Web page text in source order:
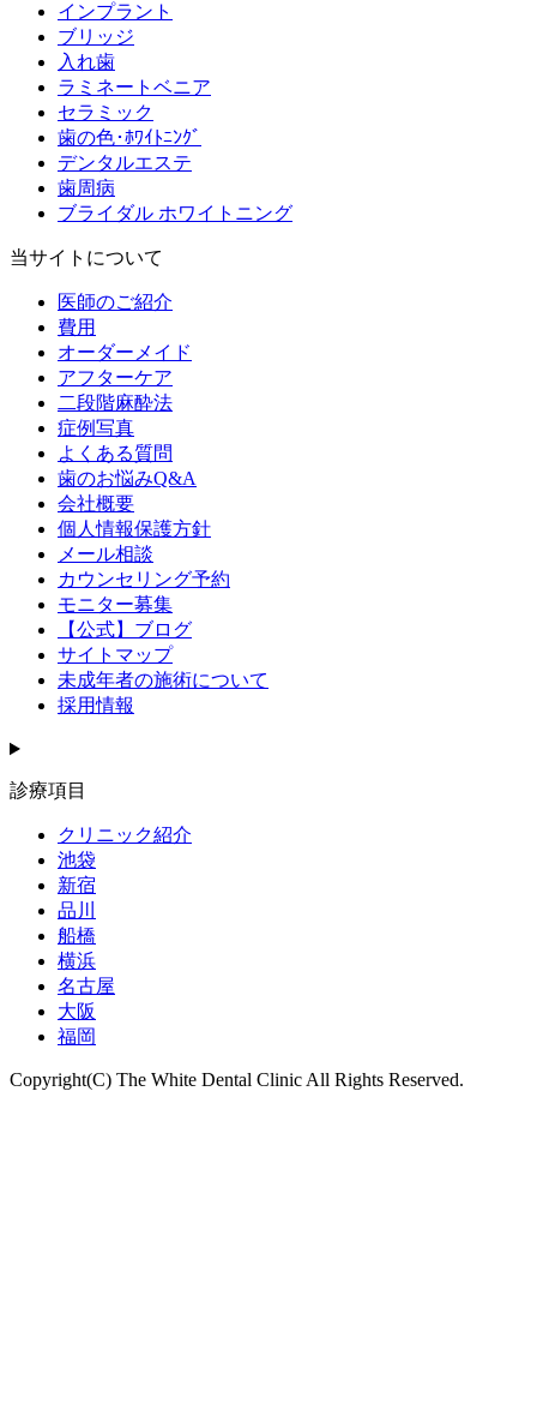
インプラント
ブリッジ
入れ歯
ラミネートベニア
セラミック
歯の色･ﾎﾜｲﾄﾆﾝｸﾞ
デンタルエステ
歯周病
ブライダル ホワイトニング
当サイトについて
医師のご紹介
費用
オーダーメイド
アフターケア
二段階麻酔法
症例写真
よくある質問
歯のお悩みQ&A
会社概要
個人情報保護方針
メール相談
カウンセリング予約
モニター募集
【公式】ブログ
サイトマップ
未成年者の施術について
採用情報
診療項目
クリニック紹介
池袋
新宿
品川
船橋
横浜
名古屋
大阪
福岡
Copyright(C) The White Dental Clinic All Rights Reserved.